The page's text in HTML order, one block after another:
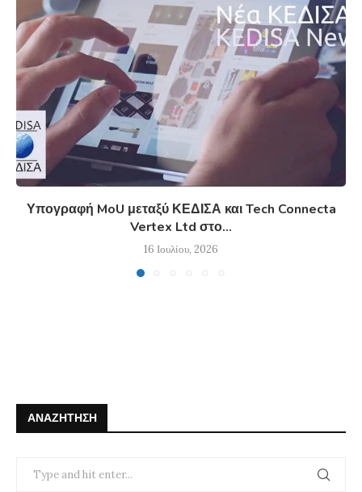
Υπογραφή MoU μεταξύ ΚΕΔΙΣΑ και Tech Connecta
Vertex Ltd στο...
16 Ιουλίου, 2026
ΑΝΑΖΉΤΗΣΗ